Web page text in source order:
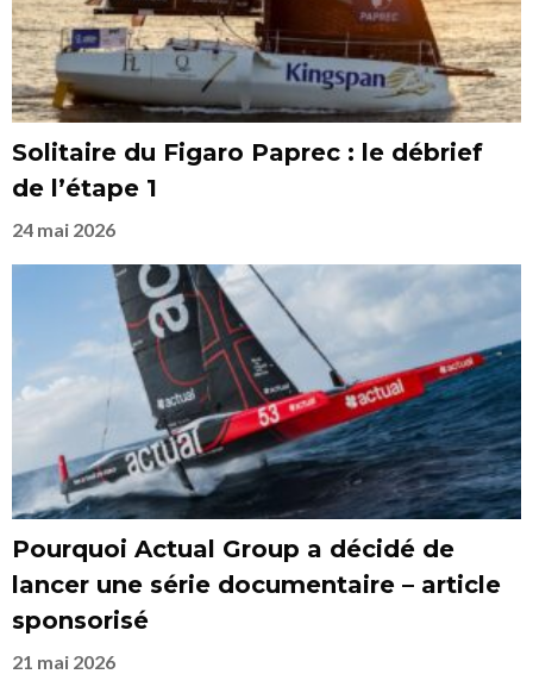
Solitaire du Figaro Paprec : le débrief
de l’étape 1
24 mai 2026
Pourquoi Actual Group a décidé de
lancer une série documentaire – article
sponsorisé
21 mai 2026